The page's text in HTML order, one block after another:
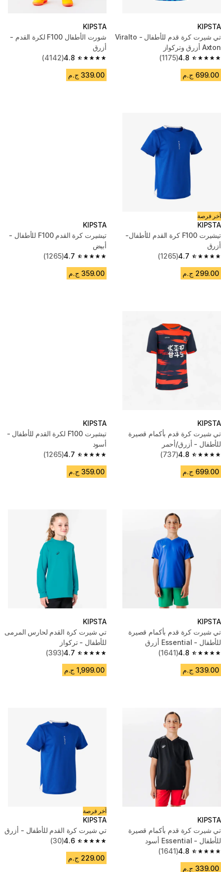
KIPSTA
تي شيرت كرة قدم للأطفال - Viralto
Axton أزرق وتركواز
4.8
4.8 out of 5 stars from 1175 reviews
(1175)
699.00 ج.م
KIPSTA
شورت الأطفال F100 لكرة القدم -
أزرق
4.8
4.8 out of 5 stars from 4142 reviews
(4142)
339.00 ج.م
آخر فرصة
KIPSTA
تيشيرت F100 كرة القدم للأطفال-
أزرق
4.7
4.7 out of 5 stars from 1265 reviews
(1265)
299.00 ج.م
KIPSTA
تيشيرت كرة القدم F100 للأطفال -
أبيض
4.7
4.7 out of 5 stars from 1265 reviews
(1265)
359.00 ج.م
KIPSTA
تي شيرت كرة قدم بأكمام قصيرة
للأطفال - أزرق/أحمر
4.8
4.8 out of 5 stars from 737 reviews
(737)
699.00 ج.م
KIPSTA
تيشيرت F100 لكرة القدم للأطفال -
أسود
4.7
4.7 out of 5 stars from 1265 reviews
(1265)
359.00 ج.م
KIPSTA
تي شيرت كرة قدم بأكمام قصيرة
للأطفال - Essential أزرق
4.8
4.8 out of 5 stars from 1641 reviews
(1641)
339.00 ج.م
KIPSTA
تي شيرت كرة القدم لحارس المرمى
للأطفال - تركواز
4.7
4.7 out of 5 stars from 393 reviews
(393)
1,999.00 ج.م
KIPSTA
تي شيرت كرة قدم بأكمام قصيرة
للأطفال - Essential أسود
4.8
4.8 out of 5 stars from 1641 reviews
(1641)
339.00 ج.م
آخر فرصة
KIPSTA
تي شيرت كرة القدم للأطفال - أزرق
4.6
4.6 out of 5 stars from 30 reviews
(30)
229.00 ج.م